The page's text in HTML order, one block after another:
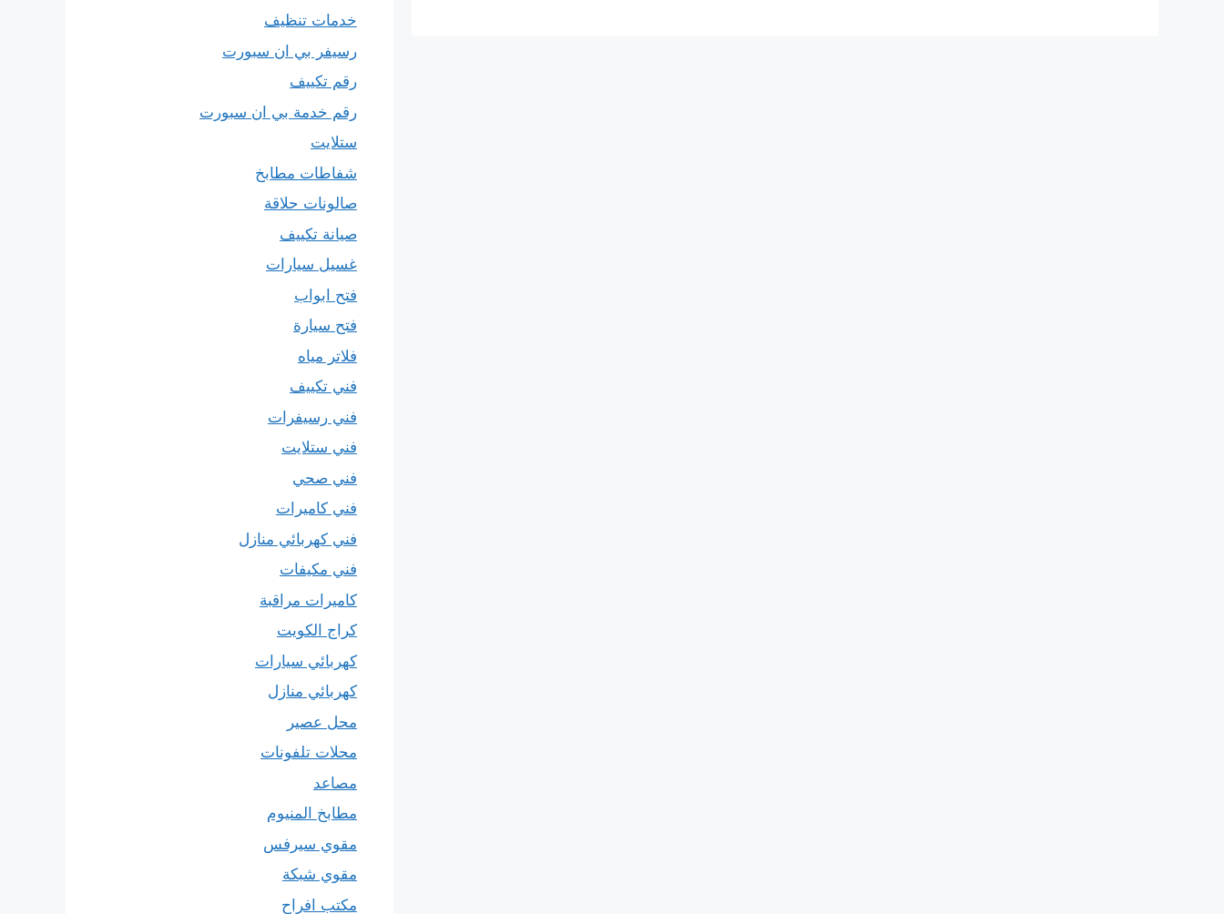
خدمات تنظيف
رسيفر بي ان سبورت
رقم تكييف
رقم خدمة بي ان سبورت
ستلايت
شفاطات مطابخ
صالونات حلاقة
صيانة تكييف
غسيل سيارات
فتح ابواب
فتح سيارة
فلاتر مياه
فني تكييف
فني رسيفرات
فني ستلايت
فني صحي
فني كاميرات
فني كهربائي منازل
فني مكيفات
كاميرات مراقبة
كراج الكويت
كهربائي سيارات
كهربائي منازل
محل عصير
محلات تلفونات
مصاعد
مطابخ المنيوم
مقوي سيرفس
مقوي شبكة
مكتب افراح